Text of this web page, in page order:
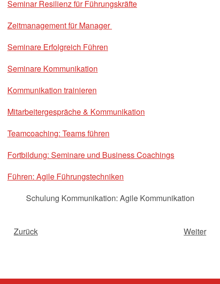
Seminar Resilienz für Führungskräfte
Zeitmanagement für Manager
Seminare Erfolgreich Führen
Seminare Kommunikation
Kommunikation trainieren
Mitarbeitergespräche & Kommunikation
Teamcoaching: Teams führen
Fortbildung: Seminare und Business Coachings
Führen: Agile Führungstechniken
Schulung Kommunikation: Agile Kommunikation
Zurück Weiter